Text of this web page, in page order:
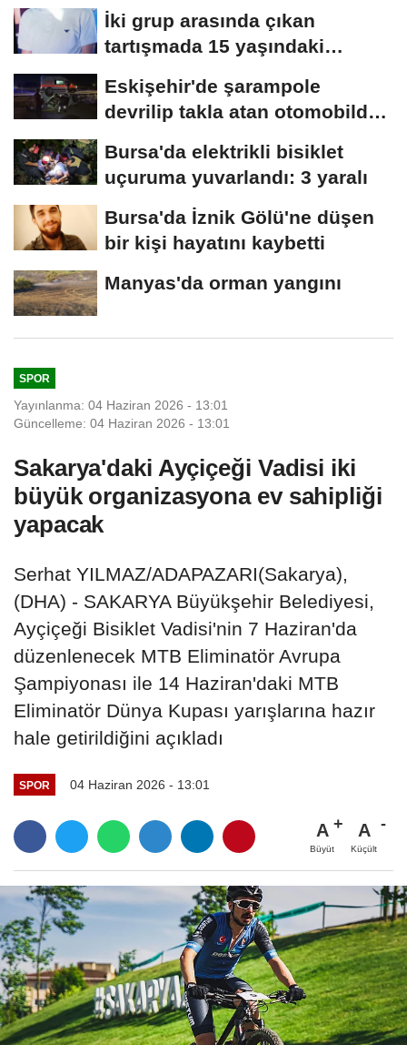
İki grup arasında çıkan
tartışmada 15 yaşındaki
Eskişehir'de şarampole
devrilip takla atan otomobilde
Bursa'da elektrikli bisiklet
uçuruma yuvarlandı: 3 yaralı
Bursa'da İznik Gölü'ne düşen
bir kişi hayatını kaybetti
Manyas'da orman yangını
SPOR
Yayınlanma: 04 Haziran 2026 - 13:01
Güncelleme: 04 Haziran 2026 - 13:01
Sakarya'daki Ayçiçeği Vadisi iki
büyük organizasyona ev sahipliği
yapacak
Serhat YILMAZ/ADAPAZARI(Sakarya),
(DHA) - SAKARYA Büyükşehir Belediyesi,
Ayçiçeği Bisiklet Vadisi'nin 7 Haziran'da
düzenlenecek MTB Eliminatör Avrupa
Şampiyonası ile 14 Haziran'daki MTB
Eliminatör Dünya Kupası yarışlarına hazır
hale getirildiğini açıkladı
SPOR 04 Haziran 2026 - 13:01
A
Büyüt
A
Küçült